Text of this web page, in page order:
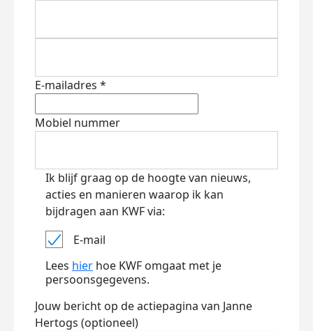
E-mailadres *
Mobiel nummer
Ik blijf graag op de hoogte van nieuws,
acties en manieren waarop ik kan
bijdragen aan KWF via:
E-mail
Lees hier hoe KWF omgaat met je
persoonsgegevens.
Jouw bericht op de actiepagina van Janne
Hertogs (optioneel)